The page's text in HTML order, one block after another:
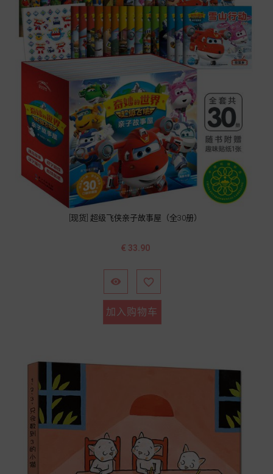
[现货] 超级飞侠亲子故事屋（全30册）
价
€ 33.90
 
加入购物车